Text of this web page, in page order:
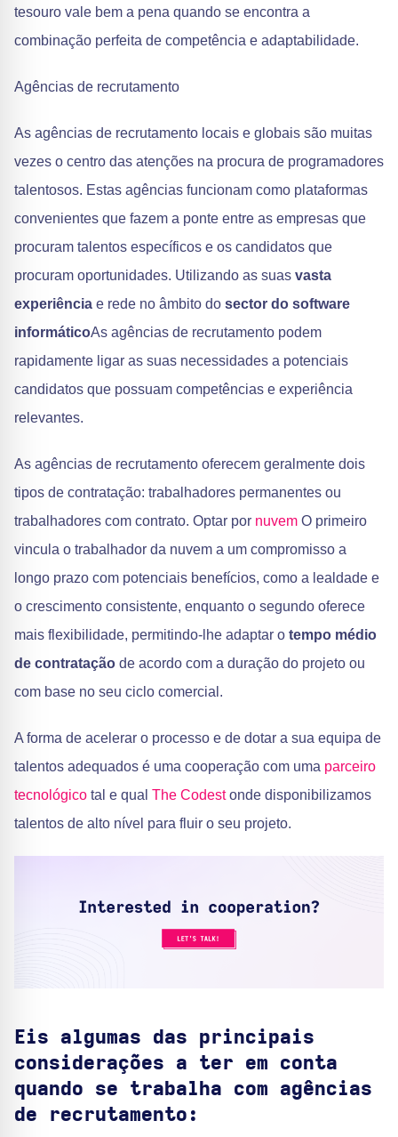
tesouro vale bem a pena quando se encontra a
combinação perfeita de competência e adaptabilidade.
Agências de recrutamento
As agências de recrutamento locais e globais são muitas
vezes o centro das atenções na procura de programadores
talentosos. Estas agências funcionam como plataformas
convenientes que fazem a ponte entre as empresas que
procuram talentos específicos e os candidatos que
procuram oportunidades. Utilizando as suas vasta
experiência e rede no âmbito do sector do software
informáticoAs agências de recrutamento podem
rapidamente ligar as suas necessidades a potenciais
candidatos que possuam competências e experiência
relevantes.
As agências de recrutamento oferecem geralmente dois
tipos de contratação: trabalhadores permanentes ou
trabalhadores com contrato. Optar por nuvem O primeiro
vincula o trabalhador da nuvem a um compromisso a
longo prazo com potenciais benefícios, como a lealdade e
o crescimento consistente, enquanto o segundo oferece
mais flexibilidade, permitindo-lhe adaptar o tempo médio
de contratação de acordo com a duração do projeto ou
com base no seu ciclo comercial.
A forma de acelerar o processo e de dotar a sua equipa de
talentos adequados é uma cooperação com uma parceiro
tecnológico tal e qual The Codestonde disponibilizamos
talentos de alto nível para fluir o seu projeto.
Eis algumas das principais
considerações a ter em conta
quando se trabalha com agências
de recrutamento: